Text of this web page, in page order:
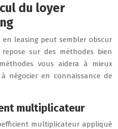
du loyer
leasing peut sembler obscur
sur des méthodes bien
vous aidera à mieux
négocier en connaissance de
multiplicateur
multiplicateur appliqué